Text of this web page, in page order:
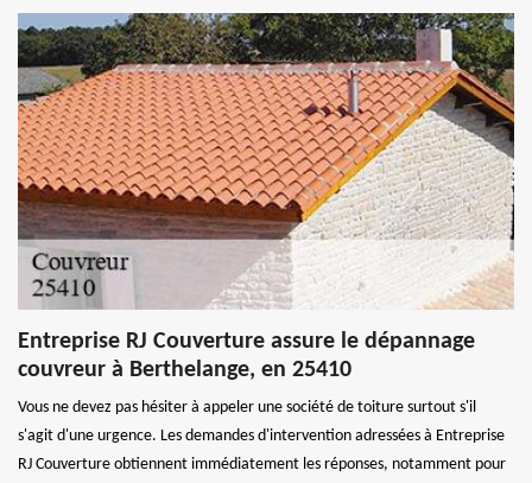
Entreprise RJ Couverture assure le dépannage
couvreur à Berthelange, en 25410
Vous ne devez pas hésiter à appeler une société de toiture surtout s'il
s'agit d'une urgence. Les demandes d'intervention adressées à Entreprise
RJ Couverture obtiennent immédiatement les réponses, notamment pour